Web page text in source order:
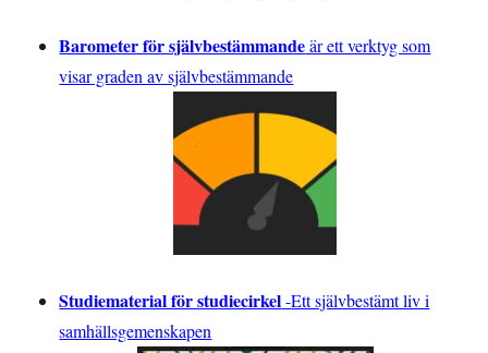
Barometer för självbestämmandeär ett verktyg som
visar graden av självbestämmande
Studiematerial för studiecirkel-Ett självbestämt liv i
samhällsgemenskapen